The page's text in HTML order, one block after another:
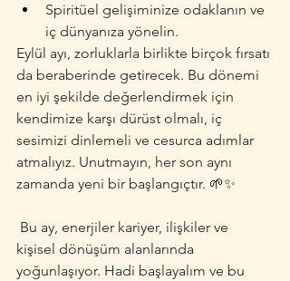
Spiritüel gelişiminize odaklanın ve
iç dünyanıza yönelin.
Eylül ayı, zorluklarla birlikte birçok fırsatı
da beraberinde getirecek. Bu dönemi
en iyi şekilde değerlendirmek için
kendimize karşı dürüst olmalı, iç
sesimizi dinlemeli ve cesurca adımlar
atmalıyız. Unutmayın, her son aynı
zamanda yeni bir başlangıçtır. 🌱✨
Bu ay, enerjiler kariyer, ilişkiler ve
kişisel dönüşüm alanlarında
yoğunlaşıyor. Hadi başlayalım ve bu